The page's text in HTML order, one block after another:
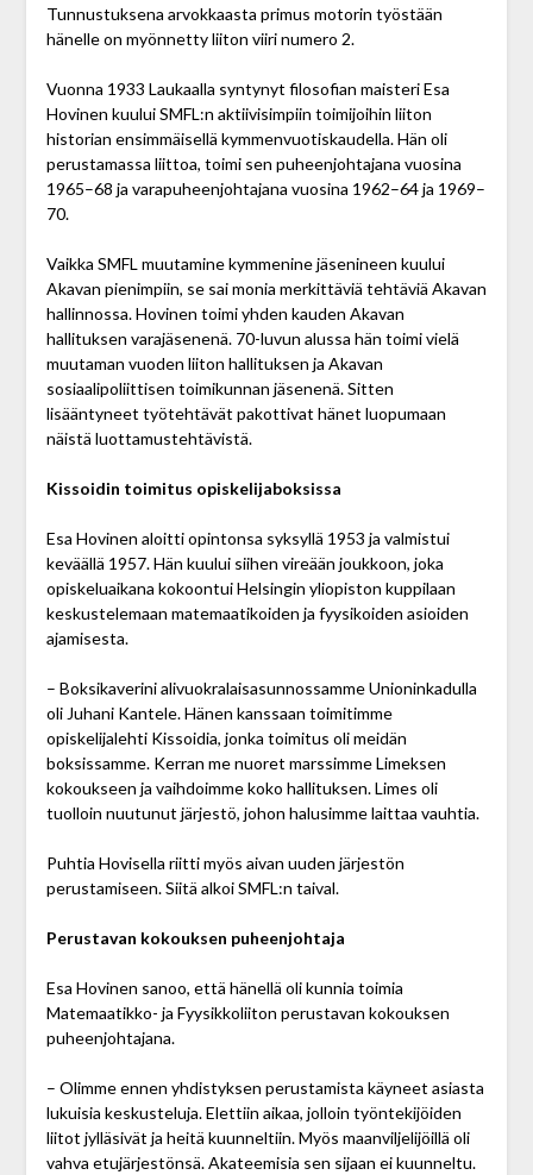
Tunnustuksena arvokkaasta primus motorin työstään
hänelle on myönnetty liiton viiri numero 2.
Vuonna 1933 Laukaalla syntynyt filosofian maisteri Esa
Hovinen kuului SMFL:n aktiivisimpiin toimijoihin liiton
historian ensimmäisellä kymmenvuotiskaudella. Hän oli
perustamassa liittoa, toimi sen puheenjohtajana vuosina
1965–68 ja varapuheenjohtajana vuosina 1962–64 ja 1969–
70.
Vaikka SMFL muutamine kymmenine jäsenineen kuului
Akavan pienimpiin, se sai monia merkittäviä tehtäviä Akavan
hallinnossa. Hovinen toimi yhden kauden Akavan
hallituksen varajäsenenä. 70-luvun alussa hän toimi vielä
muutaman vuoden liiton hallituksen ja Akavan
sosiaalipoliittisen toimikunnan jäsenenä. Sitten
lisääntyneet työtehtävät pakottivat hänet luopumaan
näistä luottamustehtävistä.
Kissoidin toimitus opiskelijaboksissa
Esa Hovinen aloitti opintonsa syksyllä 1953 ja valmistui
keväällä 1957. Hän kuului siihen vireään joukkoon, joka
opiskeluaikana kokoontui Helsingin yliopiston kuppilaan
keskustelemaan matemaatikoiden ja fyysikoiden asioiden
ajamisesta.
– Boksikaverini alivuokralaisasunnossamme Unioninkadulla
oli Juhani Kantele. Hänen kanssaan toimitimme
opiskelijalehti Kissoidia, jonka toimitus oli meidän
boksissamme. Kerran me nuoret marssimme Limeksen
kokoukseen ja vaihdoimme koko hallituksen. Limes oli
tuolloin nuutunut järjestö, johon halusimme laittaa vauhtia.
Puhtia Hovisella riitti myös aivan uuden järjestön
perustamiseen. Siitä alkoi SMFL:n taival.
Perustavan kokouksen puheenjohtaja
Esa Hovinen sanoo, että hänellä oli kunnia toimia
Matemaatikko- ja Fyysikkoliiton perustavan kokouksen
puheenjohtajana.
– Olimme ennen yhdistyksen perustamista käyneet asiasta
lukuisia keskusteluja. Elettiin aikaa, jolloin työntekijöiden
liitot jylläsivät ja heitä kuunneltiin. Myös maanviljelijöillä oli
vahva etujärjestönsä. Akateemisia sen sijaan ei kuunneltu.